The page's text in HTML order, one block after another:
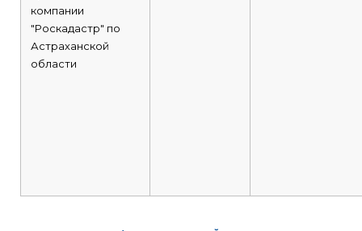
компании
"Роскадастр" по
Астраханской
области